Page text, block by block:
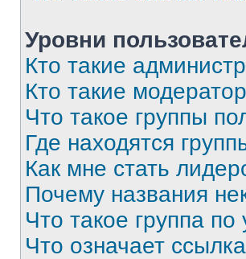
Уровни
Кто такие
Кто такие
Что такое группы
Где находятся
Как мне стать
Почему названия
Что такое группа
Что означает